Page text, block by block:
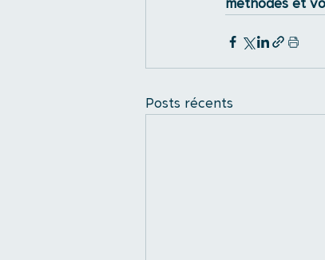
méthodes et
Posts récents